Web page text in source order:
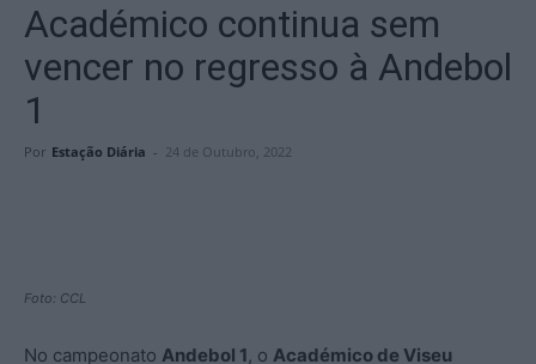
Académico continua sem
vencer no regresso à Andebol
1
Por Estação Diária - 24 de Outubro, 2022
Foto: CCL
No campeonato Andebol 1, o Académico de Viseu